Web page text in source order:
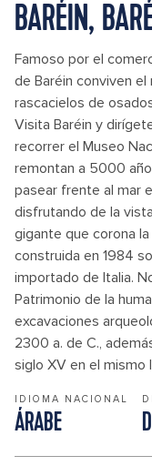
BARÉIN,
Famoso por el
de Baréin conviven
rascacielos de
Visita Baréin y
recorrer el Museo
remontan a 5000
pasear frente al mar
disfrutando de la
gigante que corona
construida en 1984
importado de Italia.
Patrimonio de la
excavaciones
2300 a. de C.,
siglo XV en el mismo
IDIOMA NACIONAL
ÁRABE